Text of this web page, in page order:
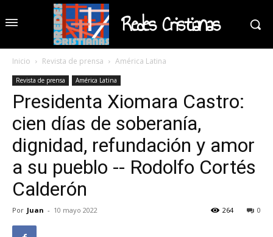
Redes Cristianas
Inicio Revista de prensa América Latina
Revista de prensa América Latina
Presidenta Xiomara Castro:
cien días de soberanía,
dignidad, refundación y amor
a su pueblo -- Rodolfo Cortés
Calderón
Por Juan - 10 mayo 2022 0
264